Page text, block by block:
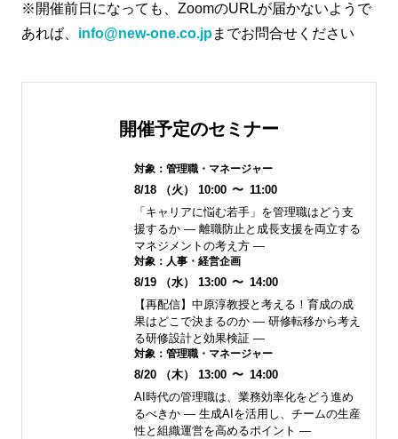
※開催前日になっても、ZoomのURLが届かないようで
あれば、 info@new-one.co.jpまでお問合せください
開催予定のセミナー
対象： 管理職・マネージャー
8/18 （火） 10:00 〜 11:00
「キャリアに悩む若手」を管理職はどう支
援するか ― 離職防止と成長支援を両立する
マネジメントの考え方 ―
対象： 人事・経営企画
8/19 （水） 13:00 〜 14:00
【再配信】中原淳教授と考える！育成の成
果はどこで決まるのか ― 研修転移から考え
る研修設計と効果検証 ―
対象： 管理職・マネージャー
8/20 （木） 13:00 〜 14:00
AI時代の管理職は、業務効率化をどう進め
るべきか ― 生成AIを活用し、チームの生産
性と組織運営を高めるポイント ―